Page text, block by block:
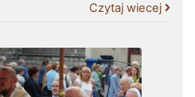
Czytaj wiecej